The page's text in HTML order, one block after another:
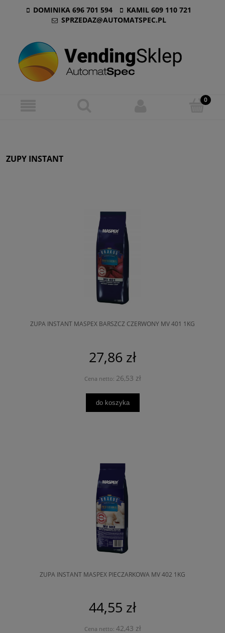
DOMINIKA 696 701 594
KAMIL 609 110 721
SPRZEDAZ@AUTOMATSPEC.PL
ZUPY INSTANT
ZUPA INSTANT MASPEX BARSZCZ CZERWONY MV 401 1KG
27,86 zł
Cena netto: 26,53 zł
do koszyka
ZUPA INSTANT MASPEX PIECZARKOWA MV 402 1KG
44,55 zł
Cena netto: 42,43 zł